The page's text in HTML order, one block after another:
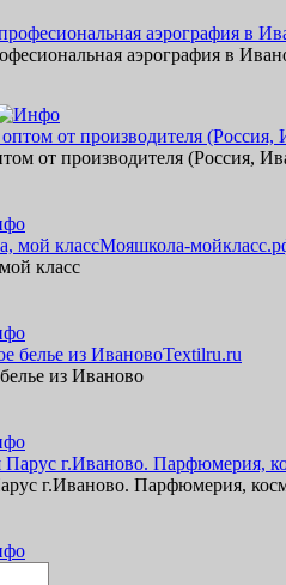
аэрография в
от производителя (Россия,
Мояшкола-
класс
Textilru.ru
из Иваново
г.Иваново. Парфюмерия,